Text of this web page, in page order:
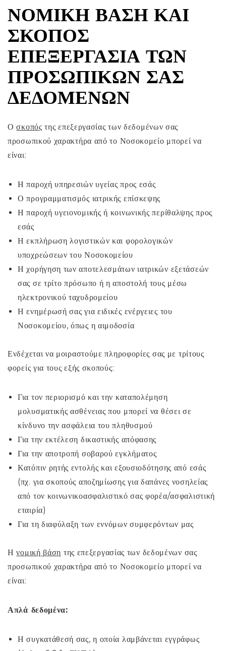
ΝΟΜΙΚΉ ΒΆΣΗ ΚΑΙ
ΣΚΟΠΌΣ
ΕΠΕΞΕΡΓΑΣΊΑ ΤΩΝ
ΠΡΟΣΩΠΙΚΏΝ ΣΑΣ
ΔΕΔΟΜΈΝΩΝ
Οσκοπός της επεξεργασίας των δεδομένων σας
προσωπικού χαρακτήρα από το Νοσοκομείο μπορεί να
είναι:
Η παροχή υπηρεσιών υγείας προς εσάς
Ο προγραμματισμός ιατρικής επίσκεψης
Η παροχή υγειονομικής ή κοινωνικής περίθαλψης προς
εσάς
Η εκπλήρωση λογιστικών και φορολογικών
υποχρεώσεων του Νοσοκομείου
Η χορήγηση των αποτελεσμάτων ιατρικών εξετάσεών
σας σε τρίτο πρόσωπο ή η αποστολή τους μέσω
ηλεκτρονικού ταχυδρομείου
Η ενημέρωσή σας για ειδικές ενέργειες του
Νοσοκομείου, όπως η αιμοδοσία
Ενδέχεται να μοιραστούμε πληροφορίες σας με τρίτους
φορείς για τους εξής σκοπούς:
Για τον περιορισμό και την καταπολέμηση
μολυσματικής ασθένειας που μπορεί να θέσει σε
κίνδυνο την ασφάλεια του πληθυσμού
Για την εκτέλεση δικαστικής απόφασης
Για την αποτροπή σοβαρού εγκλήματος
Κατόπιν ρητής εντολής και εξουσιοδότησης από εσάς
(πχ. για σκοπούς αποζημίωσης για δαπάνες νοσηλείας
από τον κοινωνικοασφαλιστικό σας φορέα/ασφαλιστική
εταιρία)
Για τη διαφύλαξη των εννόμων συμφερόντων μας
Ηνομική βάση της επεξεργασίας των δεδομένων σας
προσωπικού χαρακτήρα από το Νοσοκομείο μπορεί να
είναι:
Απλά δεδομένα:
Η συγκατάθεσή σας, η οποία λαμβάνεται εγγράφως